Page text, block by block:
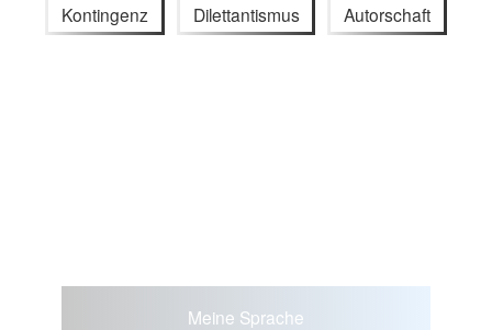
Kontingenz Dilettantismus Autorschaft
Meine Sprache